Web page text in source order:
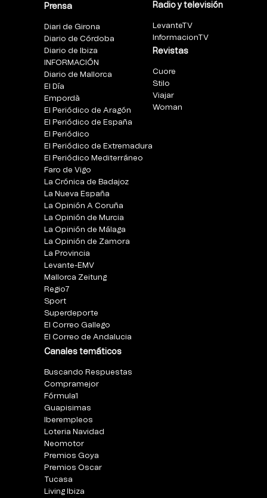
Prensa
Diari de Girona
Diario de Córdoba
Diario de Ibiza
INFORMACIÓN
Diario de Mallorca
El Día
Empordà
El Periódico de Aragón
El Periódico de España
El Periódico
El Periódico de Extremadura
El Periódico Mediterráneo
Faro de Vigo
La Crónica de Badajoz
La Nueva España
La Opinión A Coruña
La Opinión de Murcia
La Opinión de Málaga
La Opinión de Zamora
La Provincia
Levante-EMV
Mallorca Zeitung
Regio7
Sport
Superdeporte
El Correo Gallego
El Correo de Andalucia
Canales temáticos
Buscando Respuestas
Compramejor
Fórmula1
Guapisimas
Iberempleos
Loteria Navidad
Neomotor
Premios Goya
Premios Oscar
Tucasa
Living Ibiza
Radio y televisión
LevanteTV
InformacionTV
Revistas
Cuore
Stilo
Viajar
Woman